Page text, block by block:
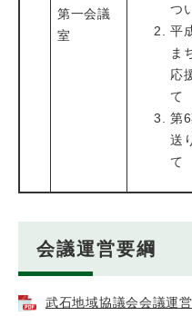
第一会議
室
つ
平
ま
応
て
第
送
て
会議運営要綱
武石地域協議会会議運